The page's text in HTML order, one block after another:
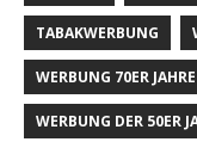
TABAKWERBUNG
WERBUNG 70ER JAHRE
WERBUNG DER 50ER